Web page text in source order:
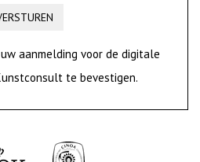
uw aanmelding voor de digitale
te bevestigen.